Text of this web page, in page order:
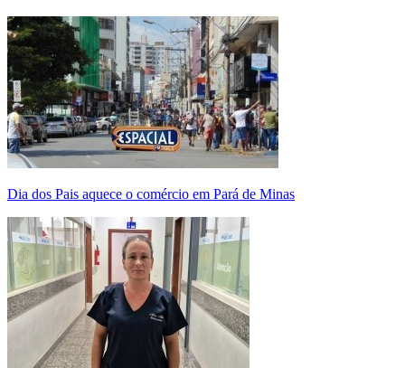
Dia dos Pais aquece o comércio em Pará de Minas